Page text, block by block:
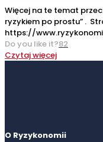
Więcej na te temat
ryzykiem po prostu” .
https://
Do you like it?82
Czytaj więcej
O Ryzykonomii